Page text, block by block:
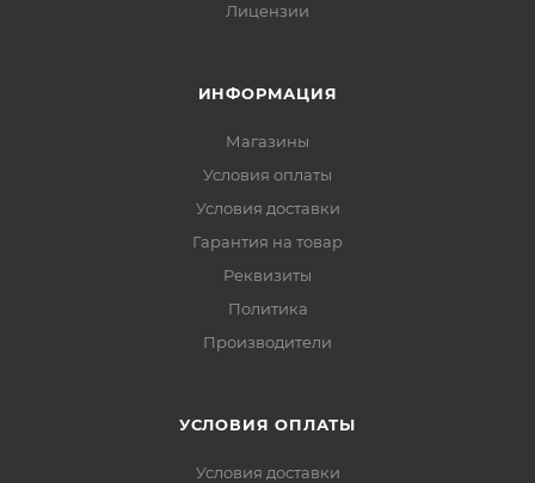
Лицензии
ИНФОРМАЦИЯ
Магазины
Условия оплаты
Условия доставки
Гарантия на товар
Реквизиты
Политика
Производители
УСЛОВИЯ ОПЛАТЫ
Условия доставки